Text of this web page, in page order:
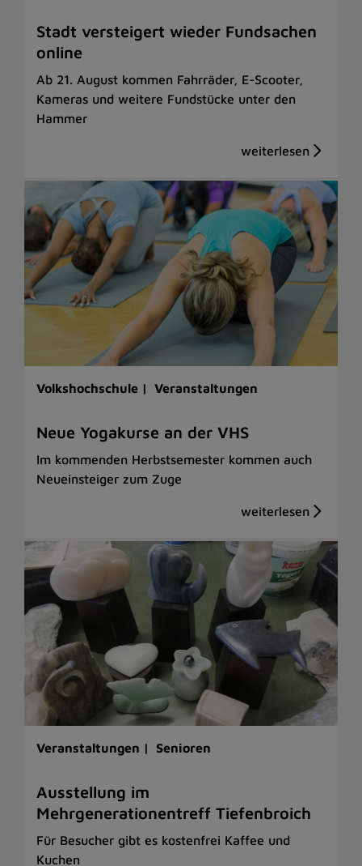
Stadt versteigert wieder Fundsachen
online
Ab 21. August kommen Fahrräder, E-Scooter,
Kameras und weitere Fundstücke unter den
Hammer
Volkshochschule | Veranstaltungen
Neue Yogakurse an der VHS
Im kommenden Herbstsemester kommen auch
Neueinsteiger zum Zuge
Veranstaltungen | Senioren
Ausstellung im
Mehrgenerationentreff Tiefenbroich
Für Besucher gibt es kostenfrei Kaffee und
Kuchen